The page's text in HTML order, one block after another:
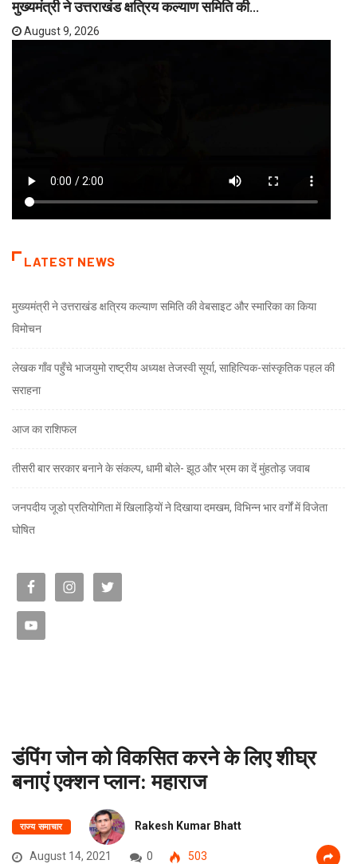
मुख्यमंत्री ने उत्तराखंड क्षत्रिय कल्याण समिति की...
August 9, 2026
LATEST NEWS
मुख्यमंत्री ने उत्तराखंड क्षत्रिय कल्याण समिति की वेबसाइट और स्मारिका का किया
विमोचन
लेखक गाँव पहुँचे भाजयुमो राष्ट्रीय अध्यक्ष तेजस्वी सूर्या, साहित्यिक-सांस्कृतिक पहल की
सराहना
आज का राशिफल
तीसरी बार सरकार बनाने के संकल्प, धामी बोले- झूठ और भ्रम का दें मुंहतोड़ जवाब
जनपदीय जूडो प्रतियोगिता में खिलाड़ियों ने दिखाया दमखम, विभिन्न भार वर्गों में विजेता
घोषित
डंपिंग जोन को विकसित करने के लिए शीघ्र
बनाएं एक्शन प्लान: महाराज
राज्य समाचार Rakesh Kumar Bhatt
August 14, 2021 0 503